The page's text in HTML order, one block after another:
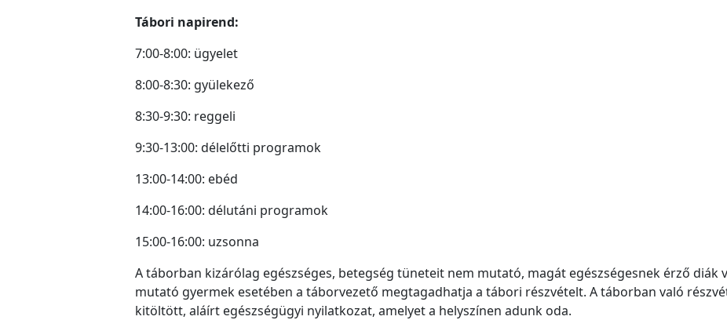
Tábori napirend:
7:00-8:00: ügyelet
8:00-8:30: gyülekező
8:30-9:30: reggeli
9:30-13:00: délelőtti programok
13:00-14:00: ebéd
14:00-16:00: délutáni programok
15:00-16:00: uzsonna
A táborban kizárólag egészséges, betegség tüneteit nem mutató, magát egészségesnek érző diák
mutató gyermek esetében a táborvezető megtagadhatja a tábori részvételt. A táborban való
kitöltött, aláírt egészségügyi nyilatkozat, amelyet a helyszínen adunk oda.